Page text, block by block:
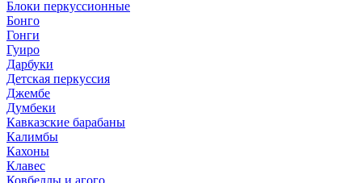
Блоки перкуссионные
Бонго
Гонги
Гуиро
Дарбуки
Детская перкуссия
Джембе
Думбеки
Кавказские барабаны
Калимбы
Кахоны
Клавес
Ковбеллы и агого